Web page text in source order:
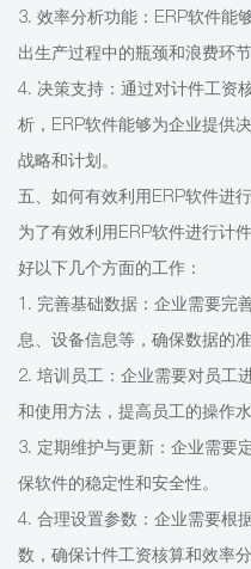
3. 效率分析功能：ERP软件能
出生产过程中的瓶颈和浪费环
4. 决策支持：通过对计件工资
析，ERP软件能够为企业提供
战略和计划。
五、如何有效利用ERP软件进
为了有效利用ERP软件进行计
好以下几个方面的工作：
1. 完善基础数据：企业需要完
息、设备信息等，确保数据的
2. 培训员工：企业需要对员工
和使用方法，提高员工的操作水
3. 定期维护与更新：企业需要
保软件的稳定性和安全性。
4. 合理设置参数：企业需要根
数，确保计件工资核算和效率